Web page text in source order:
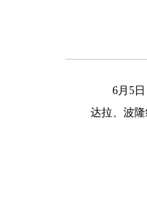
6月5
达拉、波